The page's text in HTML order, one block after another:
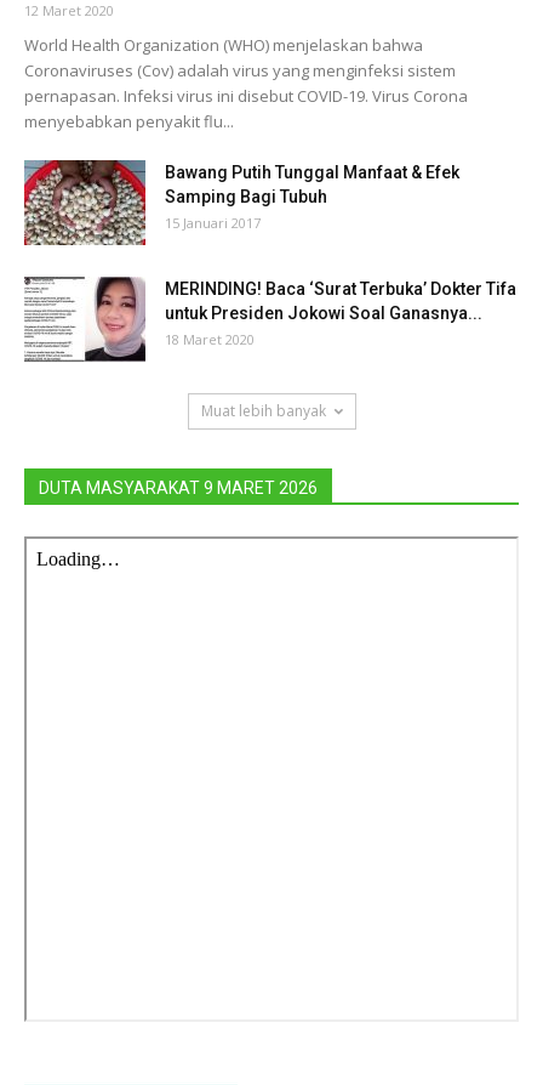
12 Maret 2020
World Health Organization (WHO) menjelaskan bahwa
Coronaviruses (Cov) adalah virus yang menginfeksi sistem
pernapasan. Infeksi virus ini disebut COVID-19. Virus Corona
menyebabkan penyakit flu...
Bawang Putih Tunggal Manfaat & Efek
Samping Bagi Tubuh
15 Januari 2017
MERINDING! Baca ‘Surat Terbuka’ Dokter Tifa
untuk Presiden Jokowi Soal Ganasnya...
18 Maret 2020
Muat lebih banyak
DUTA MASYARAKAT 9 MARET 2026